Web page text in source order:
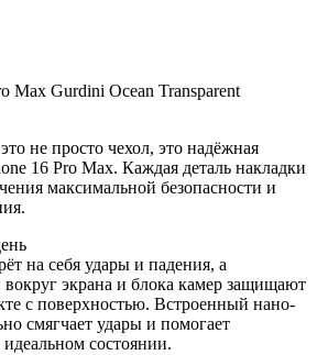
Max Gurdini Ocean Transparent
не просто чехол, это надёжная
16 Pro Max. Каждая деталь накладки
максимальной безопасности и
на себя удары и падения, а
экрана и блока камер защищают
с поверхностью. Встроенный нано-
смягчает удары и помогает
состоянии.